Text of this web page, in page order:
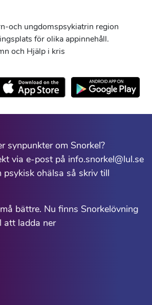
och ungdomspsykiatrin region
för olika appinnehåll.
och Hjälp i kris
synpunkter om Snorkel?
via e-post på info.snorkel@lul.se
ohälsa så skriv till
bättre. Nu finns Snorkelövning
att ladda ner